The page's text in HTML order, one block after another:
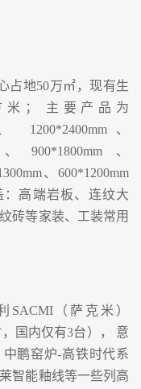
占地50万㎡，现有生
； 主要产品为
1200*2400mm、
900*1800mm、
、600*1200mm
高端岩板、连纹大
砖等家装、工装常用
SACMI（萨克米）
国内仅有3台）， 意
鹏窑炉-高铁时代系
智能釉线等一些列高